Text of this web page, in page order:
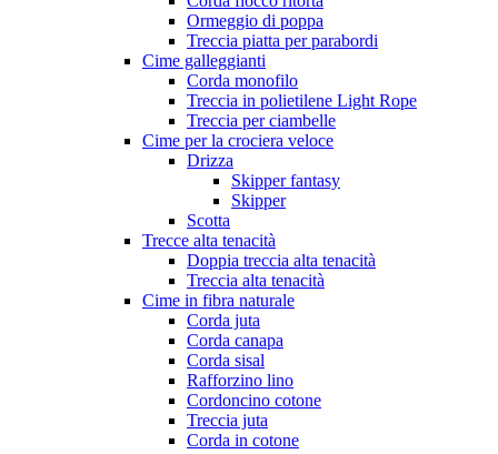
Ormeggio di poppa
Treccia piatta per parabordi
Cime galleggianti
Corda monofilo
Treccia in polietilene Light Rope
Treccia per ciambelle
Cime per la crociera veloce
Drizza
Skipper fantasy
Skipper
Scotta
Trecce alta tenacità
Doppia treccia alta tenacità
Treccia alta tenacità
Cime in fibra naturale
Corda juta
Corda canapa
Corda sisal
Rafforzino lino
Cordoncino cotone
Treccia juta
Corda in cotone